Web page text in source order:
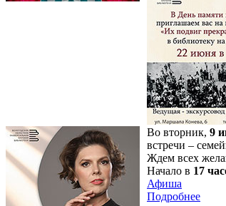
Во вторник, 9
встречи –
Ждем всех
Начало в 17
Афиша
Подробнее